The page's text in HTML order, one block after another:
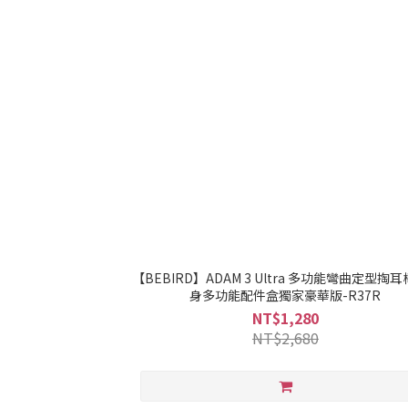
【BEBIRD】ADAM 3 Ultra 多功能彎曲定型掏耳
身多功能配件盒獨家豪華版-R37R
NT$1,280
NT$2,680